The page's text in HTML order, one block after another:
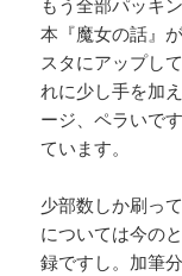
もう全部パッキ
本『魔女の話』
スタにアップし
れに少し手を加
ージ、ペラいで
ています。
少部数しか刷っ
については今の
録ですし。加筆